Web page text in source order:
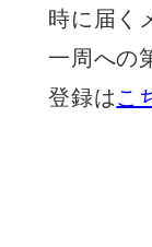
時に届く
一周への
登録はこ